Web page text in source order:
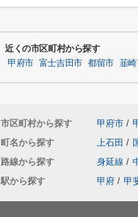
近くの市区町村から探す
甲府市 富士吉田市 都留市 韮
市区町村から探す 甲府市 /
町名から探す
上石田 /
路線から探す
身延線 /
駅から探す
甲府 / 甲